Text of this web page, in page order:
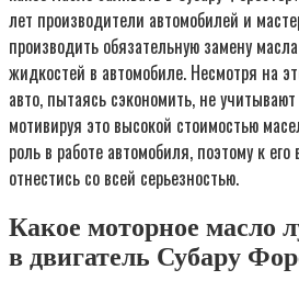
лет производители автомобилей и
производить обязательную замену
жидкостей в автомобиле. Несмотря на
авто, пытаясь сэкономить, не
мотивируя это высокой стоимостью
роль в работе автомобиля, поэтому к
отнестись со всей серьезностью.
Какое моторное масло
в двигатель Субару